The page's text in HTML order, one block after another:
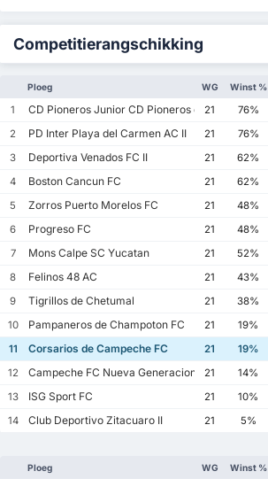
Competitierangschikking
Ploeg WG Winst %
1 CD Pioneros Junior CD Pioneros de Cancun II
21 76%
2
PD Inter Playa del Carmen AC II 21 76%
3
Deportiva Venados FC II 21 62%
4
Boston Cancun FC 21 62%
5
Zorros Puerto Morelos FC 21 48%
6
Progreso FC 21 48%
7
Mons Calpe SC Yucatan 21 52%
8
Felinos 48 AC 21 43%
9
Tigrillos de Chetumal 21 38%
10
Pampaneros de Champoton FC 21 19%
11
Corsarios de Campeche FC 21 19%
12
Campeche FC Nueva Generacion 21 14%
13
ISG Sport FC 21 10%
14
Club Deportivo Zitacuaro II 21 5%
Ploeg WG Winst %